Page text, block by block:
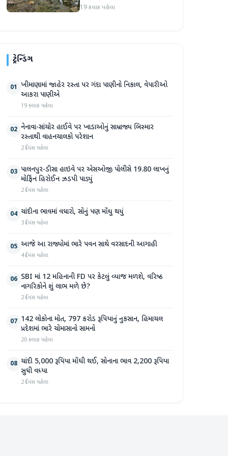
સપ્તાહમાં સેંકડો ભૂંડોના મોત
19 કલાક પહેલા
ટ્રેન્ડિંગ
01 ખીમાણામાં જાહેર રસ્તા પર ગંદા પાણીનો નિકાલ, વેપારીઓ
આકરા પાણીએ
19 કલાક પહેલા
02 નેનાવા-સાંચોર હાઈવે પર ખાડાઓનું સામ્રાજ્ય બિસ્માર
રસ્તાથી વાહનચાલકો પરેશાન
2 દિવસ પહેલા
03 પાલનપુર-ડીસા હાઇવે પર એસઓજી પોલીસે 19.80 લાખનું
મોર્ફિન હિરોઈન ઝડપી પાડ્યું
2 દિવસ પહેલા
04 ચાંદીના ભાવમાં વધારો, સોનું પણ મોંઘુ થયું
3 દિવસ પહેલા
05 આજે આ રાજ્યોમાં ભારે પવન સાથે વરસાદની આગાહી
4 દિવસ પહેલા
06 SBI માં 12 મહિનાની FD પર કેટલું વ્યાજ મળશે, વરિષ્ઠ
નાગરિકોને શું લાભ મળે છે?
2 દિવસ પહેલા
07 142 લોકોના મોત, 797 કરોડ રૂપિયાનું નુકસાન, હિમાચલ
પ્રદેશમાં ભારે ચોમાસાનો સામનો
20 કલાક પહેલા
08 ચાંદી 5,000 રૂપિયા મોંઘી થઈ, સોનાના ભાવ 2,200 રૂપિયા
સુધી વધ્યા
2 દિવસ પહેલા